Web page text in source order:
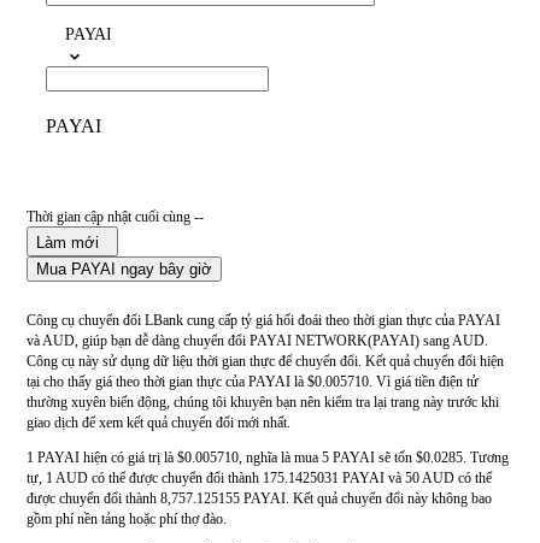
PAYAI
PAYAI
Thời gian cập nhật cuối cùng --
Làm mới
Mua PAYAI ngay bây giờ
Công cụ chuyển đổi LBank cung cấp tỷ giá hối đoái theo thời gian thực của PAYAI
và AUD, giúp bạn dễ dàng chuyển đổi PAYAI NETWORK(PAYAI) sang AUD.
Công cụ này sử dụng dữ liệu thời gian thực để chuyển đổi. Kết quả chuyển đổi hiện
tại cho thấy giá theo thời gian thực của PAYAI là $0.005710. Vì giá tiền điện tử
thường xuyên biến động, chúng tôi khuyên bạn nên kiểm tra lại trang này trước khi
giao dịch để xem kết quả chuyển đổi mới nhất.
1 PAYAI hiện có giá trị là $0.005710, nghĩa là mua 5 PAYAI sẽ tốn $0.0285. Tương
tự, 1 AUD có thể được chuyển đổi thành 175.1425031 PAYAI và 50 AUD có thể
được chuyển đổi thành 8,757.125155 PAYAI. Kết quả chuyển đổi này không bao
gồm phí nền tảng hoặc phí thợ đào.